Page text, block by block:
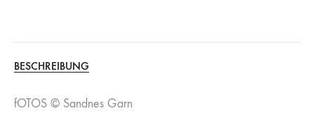
BESCHREIBUNG
fOTOS © Sandnes Garn